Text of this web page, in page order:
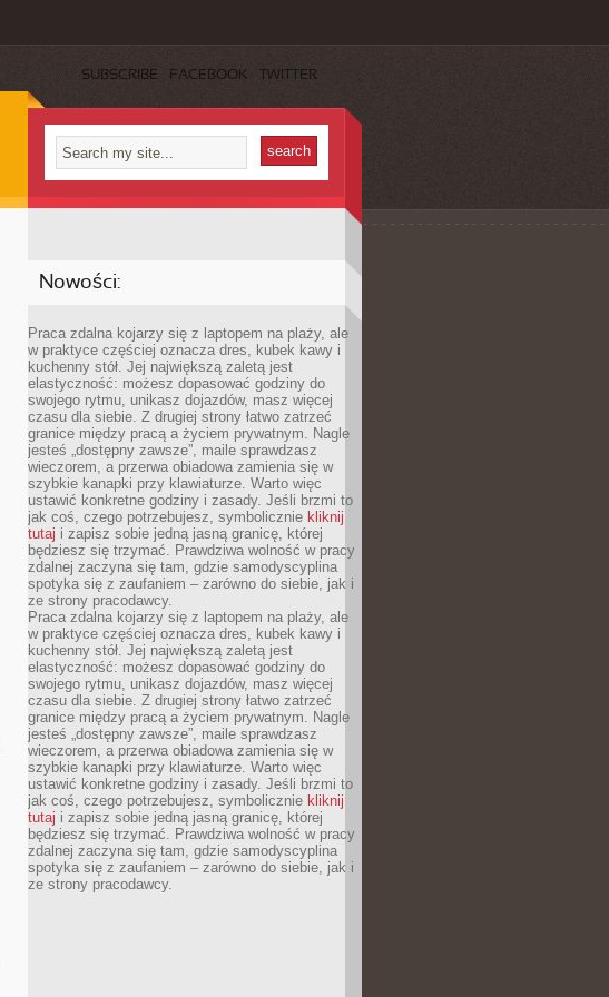
SUBSCRIBE FACEBOOK TWITTER
Nowości:
Praca zdalna kojarzy się z laptopem na plaży, ale
w praktyce częściej oznacza dres, kubek kawy i
kuchenny stół. Jej największą zaletą jest
elastyczność: możesz dopasować godziny do
swojego rytmu, unikasz dojazdów, masz więcej
czasu dla siebie. Z drugiej strony łatwo zatrzeć
granice między pracą a życiem prywatnym. Nagle
jesteś „dostępny zawsze”, maile sprawdzasz
wieczorem, a przerwa obiadowa zamienia się w
szybkie kanapki przy klawiaturze. Warto więc
ustawić konkretne godziny i zasady. Jeśli brzmi to
jak coś, czego potrzebujesz, symbolicznie kliknij
tutaj i zapisz sobie jedną jasną granicę, której
będziesz się trzymać. Prawdziwa wolność w pracy
zdalnej zaczyna się tam, gdzie samodyscyplina
spotyka się z zaufaniem – zarówno do siebie, jak i
ze strony pracodawcy.
Praca zdalna kojarzy się z laptopem na plaży, ale
w praktyce częściej oznacza dres, kubek kawy i
kuchenny stół. Jej największą zaletą jest
elastyczność: możesz dopasować godziny do
swojego rytmu, unikasz dojazdów, masz więcej
czasu dla siebie. Z drugiej strony łatwo zatrzeć
granice między pracą a życiem prywatnym. Nagle
jesteś „dostępny zawsze”, maile sprawdzasz
wieczorem, a przerwa obiadowa zamienia się w
szybkie kanapki przy klawiaturze. Warto więc
ustawić konkretne godziny i zasady. Jeśli brzmi to
jak coś, czego potrzebujesz, symbolicznie kliknij
tutaj i zapisz sobie jedną jasną granicę, której
będziesz się trzymać. Prawdziwa wolność w pracy
zdalnej zaczyna się tam, gdzie samodyscyplina
spotyka się z zaufaniem – zarówno do siebie, jak i
ze strony pracodawcy.